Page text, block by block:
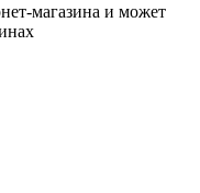
магазина и может